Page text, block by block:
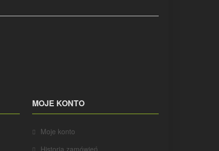
MOJE KONTO
Moje konto
Historia zamówień